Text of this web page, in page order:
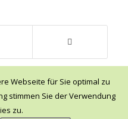
Webseite für Sie optimal zu
stimmen Sie der Verwendung
zu.